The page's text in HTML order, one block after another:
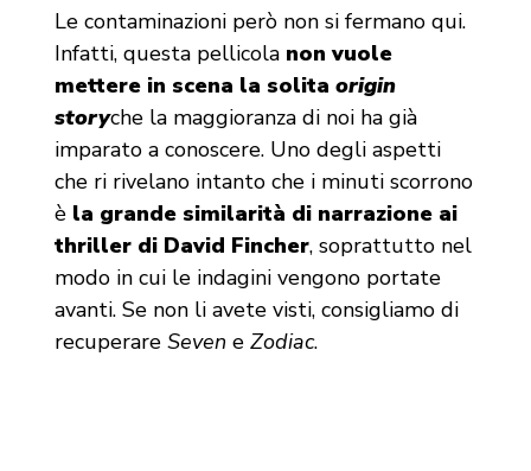
Le contaminazioni però non si fermano qui.
Infatti, questa pellicola non vuole
mettere in scena la solita origin
storyche la maggioranza di noi ha già
imparato a conoscere. Uno degli aspetti
che ri rivelano intanto che i minuti scorrono
è la grande similarità di narrazione ai
thriller di David Fincher, soprattutto nel
modo in cui le indagini vengono portate
avanti. Se non li avete visti, consigliamo di
recuperare Seven e Zodiac.